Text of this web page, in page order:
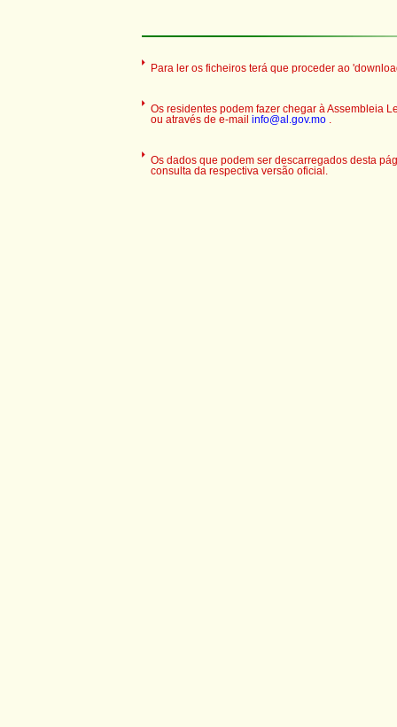
Para ler os ficheiros terá que proceder ao
Os residentes podem fazer chegar à Assembleia
ou através de e-mail info@al.gov.mo .
Os dados que podem ser descarregados desta
consulta da respectiva versão oficial.